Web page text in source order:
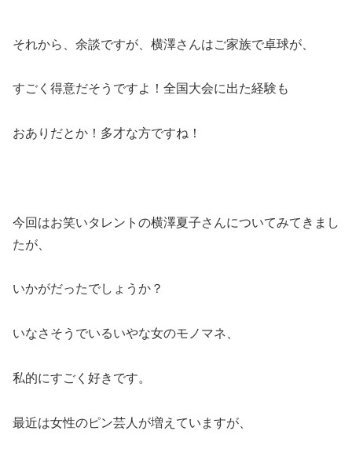
それから、余談ですが、横澤さんはご家族で卓球が、
すごく得意だそうですよ！全国大会に出た経験も
おありだとか！多才な方ですね！
今回はお笑いタレントの横澤夏子さんについてみてきまし
たが、
いかがだったでしょうか？
いなさそうでいるいやな女のモノマネ、
私的にすごく好きです。
最近は女性のピン芸人が増えていますが、